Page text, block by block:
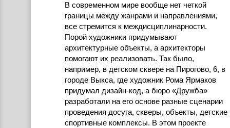
В современном мире вообще нет четкой
границы между жанрами и направлениями,
все стремится к междисциплинарности.
Порой художники придумывают
архитектурные объекты, а архитекторы
помогают их реализовать. Так было,
например, в детском сквере на Пирогово, 6, в
городе Выкса, где художник Рома Ярмаков
придумал дизайн-код, а бюро «Дружба»
разработали на его основе разные сценарии
проведения досуга, скверы, объекты, детские
спортивные комплексы. В этом проекте